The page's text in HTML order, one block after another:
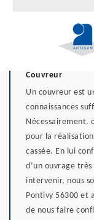
Couvreur
Un couvreur est
connaissances
Nécessairement,
pour la
cassée. En lui
d’un ouvrage
intervenir, nous
Pontivy 56300 et
de nous faire